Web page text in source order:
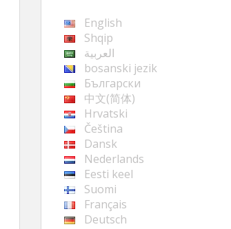
English
Shqip
العربية
bosanski jezik
Български
中文(简体)
Hrvatski
Čeština
Dansk
Nederlands
Eesti keel
Suomi
Français
Deutsch